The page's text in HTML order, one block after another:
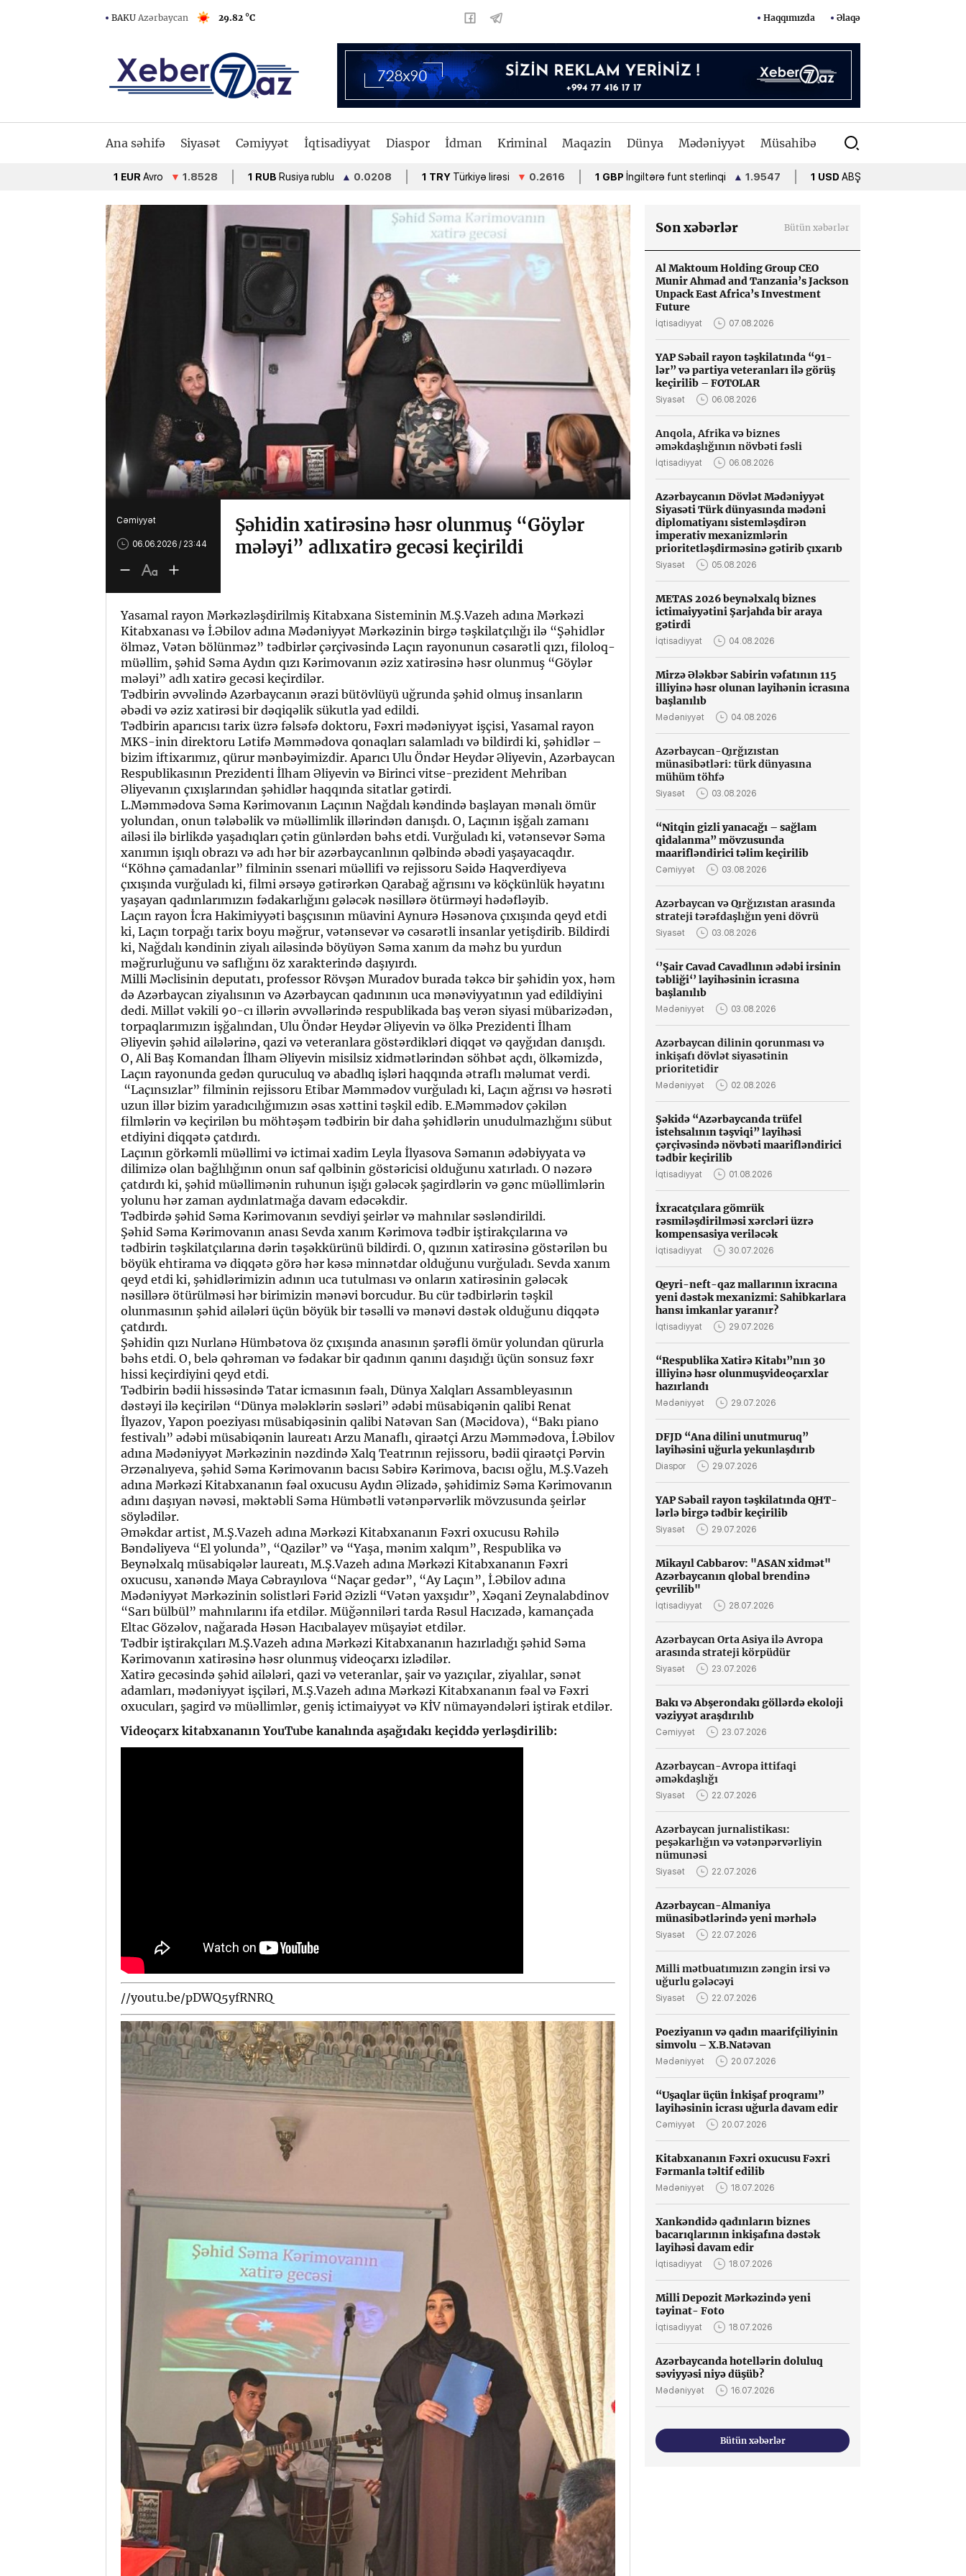
BAKU Azərbaycan 29.82 °C Haqqımızda Əlaqə
Ana səhifə Siyasət Cəmiyyət İqtisadiyyat Diaspor İdman Kriminal Maqazin Dünya Mədəniyyət Müsahibə
▼1.8528 1 RUB Rusiya rublu ▲0.0208 1 TRY Türkiyə lirəsi ▼0.2616 1 GBP İngiltərə funt sterlinqi ▲1.9547 1 USD ABŞ dolları •1.7000
Cəmiyyət
06.06.2026 / 23:44
Şəhidin xatirəsinə həsr olunmuş “Göylər
mələyi” adlıxatirə gecəsi keçirildi
Yasamal rayon Mərkəzləşdirilmiş Kitabxana Sisteminin M.Ş.Vazeh adına Mərkəzi
Kitabxanası və İ.Əbilov adına Mədəniyyət Mərkəzinin birgə təşkilatçılığı ilə “Şəhidlər
ölməz, Vətən bölünməz” tədbirlər çərçivəsində Laçın rayonunun cəsarətli qızı, filoloq-
müəllim, şəhid Səma Aydın qızı Kərimovanın əziz xatirəsinə həsr olunmuş “Göylər
mələyi” adlı xatirə gecəsi keçirdilər.
Tədbirin əvvəlində Azərbaycanın ərazi bütövlüyü uğrunda şəhid olmuş insanların
əbədi və əziz xatirəsi bir dəqiqəlik sükutla yad edildi.
Tədbirin aparıcısı tarix üzrə fəlsəfə doktoru, Fəxri mədəniyyət işçisi, Yasamal rayon
MKS-inin direktoru Lətifə Məmmədova qonaqları salamladı və bildirdi ki, şəhidlər –
bizim iftixarımız, qürur mənbəyimizdir. Aparıcı Ulu Öndər Heydər Əliyevin, Azərbaycan
Respublikasının Prezidenti İlham Əliyevin və Birinci vitse-prezident Mehriban
Əliyevanın çıxışlarından şəhidlər haqqında sitatlar gətirdi.
L.Məmmədova Səma Kərimovanın Laçının Nağdalı kəndində başlayan mənalı ömür
yolundan, onun tələbəlik və müəllimlik illərindən danışdı. O, Laçının işğalı zamanı
ailəsi ilə birlikdə yaşadıqları çətin günlərdən bəhs etdi. Vurğuladı ki, vətənsevər Səma
xanımın işıqlı obrazı və adı hər bir azərbaycanlının qəlbində əbədi yaşayacaqdır.
“Köhnə çamadanlar” filminin ssenari müəllifi və rejissoru Səidə Haqverdiyeva
çıxışında vurğuladı ki, filmi ərsəyə gətirərkən Qarabağ ağrısını və köçkünlük həyatını
yaşayan qadınlarımızın fədakarlığını gələcək nəsillərə ötürməyi hədəfləyib.
Laçın rayon İcra Hakimiyyəti başçısının müavini Aynurə Həsənova çıxışında qeyd etdi
ki, Laçın torpağı tarix boyu məğrur, vətənsevər və cəsarətli insanlar yetişdirib. Bildirdi
ki, Nağdalı kəndinin ziyalı ailəsində böyüyən Səma xanım da məhz bu yurdun
məğrurluğunu və saflığını öz xarakterində daşıyırdı.
Milli Məclisinin deputatı, professor Rövşən Muradov burada təkcə bir şəhidin yox, həm
də Azərbaycan ziyalısının və Azərbaycan qadınının uca mənəviyyatının yad edildiyini
dedi. Millət vəkili 90-cı illərin əvvəllərində respublikada baş verən siyasi mübarizədən,
torpaqlarımızın işğalından, Ulu Öndər Heydər Əliyevin və ölkə Prezidenti İlham
Əliyevin şəhid ailələrinə, qazi və veteranlara göstərdikləri diqqət və qayğıdan danışdı.
O, Ali Baş Komandan İlham Əliyevin misilsiz xidmətlərindən söhbət açdı, ölkəmizdə,
Laçın rayonunda gedən quruculuq və abadlıq işləri haqqında ətraflı məlumat verdi.
“Laçınsızlar” filminin rejissoru Etibar Məmmədov vurğuladı ki, Laçın ağrısı və həsrəti
uzun illər bizim yaradıcılığımızın əsas xəttini təşkil edib. E.Məmmədov çəkilən
filmlərin və keçirilən bu möhtəşəm tədbirin bir daha şəhidlərin unudulmazlığını sübut
etdiyini diqqətə çatdırdı.
Laçının görkəmli müəllimi və ictimai xadim Leyla İlyasova Səmanın ədəbiyyata və
dilimizə olan bağlılığının onun saf qəlbinin göstəricisi olduğunu xatırladı. O nəzərə
çatdırdı ki, şəhid müəllimənin ruhunun işığı gələcək şagirdlərin və gənc müəllimlərin
yolunu hər zaman aydınlatmağa davam edəcəkdir.
Tədbirdə şəhid Səma Kərimovanın sevdiyi şeirlər və mahnılar səsləndirildi.
Şəhid Səma Kərimovanın anası Sevda xanım Kərimova tədbir iştirakçılarına və
tədbirin təşkilatçılarına dərin təşəkkürünü bildirdi. O, qızının xatirəsinə göstərilən bu
böyük ehtirama və diqqətə görə hər kəsə minnətdar olduğunu vurğuladı. Sevda xanım
qeyd etdi ki, şəhidlərimizin adının uca tutulması və onların xatirəsinin gələcək
nəsillərə ötürülməsi hər birimizin mənəvi borcudur. Bu cür tədbirlərin təşkil
olunmasının şəhid ailələri üçün böyük bir təsəlli və mənəvi dəstək olduğunu diqqətə
çatdırdı.
Şəhidin qızı Nurlanə Hümbətova öz çıxışında anasının şərəfli ömür yolundan qürurla
bəhs etdi. O, belə qəhrəman və fədakar bir qadının qanını daşıdığı üçün sonsuz fəxr
hissi keçirdiyini qeyd etdi.
Tədbirin bədii hissəsində Tatar icmasının fəalı, Dünya Xalqları Assambleyasının
dəstəyi ilə keçirilən “Dünya mələklərin səsləri” ədəbi müsabiqənin qalibi Renat
İlyazov, Yapon poeziyası müsabiqəsinin qalibi Natəvan San (Məcidova), “Bakı piano
festivalı” ədəbi müsabiqənin laureatı Arzu Manaflı, qiraətçi Arzu Məmmədova, İ.Əbilov
adına Mədəniyyət Mərkəzinin nəzdində Xalq Teatrının rejissoru, bədii qiraətçi Pərvin
Ərzənalıyeva, şəhid Səma Kərimovanın bacısı Səbirə Kərimova, bacısı oğlu, M.Ş.Vazeh
adına Mərkəzi Kitabxananın fəal oxucusu Aydın Əlizadə, şəhidimiz Səma Kərimovanın
adını daşıyan nəvəsi, məktəbli Səma Hümbətli vətənpərvərlik mövzusunda şeirlər
söylədilər.
Əməkdar artist, M.Ş.Vazeh adına Mərkəzi Kitabxananın Fəxri oxucusu Rəhilə
Bəndəliyeva “El yolunda”, “Qazilər” və “Yaşa, mənim xalqım”, Respublika və
Beynəlxalq müsabiqələr laureatı, M.Ş.Vazeh adına Mərkəzi Kitabxananın Fəxri
oxucusu, xanəndə Maya Cəbrayılova “Naçar gedər”, “Ay Laçın”, İ.Əbilov adına
Mədəniyyət Mərkəzinin solistləri Fərid Əzizli “Vətən yaxşıdır”, Xəqani Zeynalabdinov
“Sarı bülbül” mahnılarını ifa etdilər. Müğənniləri tarda Rəsul Hacızadə, kamançada
Eltac Gözəlov, nağarada Həsən Hacıbalayev müşayiət etdilər.
Tədbir iştirakçıları M.Ş.Vazeh adına Mərkəzi Kitabxananın hazırladığı şəhid Səma
Kərimovanın xatirəsinə həsr olunmuş videoçarxı izlədilər.
Xatirə gecəsində şəhid ailələri, qazi və veteranlar, şair və yazıçılar, ziyalılar, sənət
adamları, mədəniyyət işçiləri, M.Ş.Vazeh adına Mərkəzi Kitabxananın fəal və Fəxri
oxucuları, şagird və müəllimlər, geniş ictimaiyyət və KİV nümayəndələri iştirak etdilər.
Videoçarx kitabxananın YouTube kanalında aşağıdakı keçiddə yerləşdirilib:
//youtu.be/pDWQ5yfRNRQ
Son xəbərlər Bütün xəbərlər
Al Maktoum Holding Group CEO
Munir Ahmad and Tanzania’s Jackson
Unpack East Africa’s Investment
Future
İqtisadiyyat 07.08.2026
YAP Səbail rayon təşkilatında “91-
lər” və partiya veteranları ilə görüş
keçirilib – FOTOLAR
Siyasət 06.08.2026
Anqola, Afrika və biznes
əməkdaşlığının növbəti fəsli
İqtisadiyyat 06.08.2026
Azərbaycanın Dövlət Mədəniyyət
Siyasəti Türk dünyasında mədəni
diplomatiyanı sistemləşdirən
imperativ mexanizmlərin
prioritetləşdirməsinə gətirib çıxarıb
Siyasət 05.08.2026
METAS 2026 beynəlxalq biznes
ictimaiyyətini Şarjahda bir araya
gətirdi
İqtisadiyyat 04.08.2026
Mirzə Ələkbər Sabirin vəfatının 115
illiyinə həsr olunan layihənin icrasına
başlanılıb
Mədəniyyət 04.08.2026
Azərbaycan-Qırğızıstan
münasibətləri: türk dünyasına
mühüm töhfə
Siyasət 03.08.2026
“Nitqin gizli yanacağı – sağlam
qidalanma” mövzusunda
maarifləndirici təlim keçirilib
Cəmiyyət 03.08.2026
Azərbaycan və Qırğızıstan arasında
strateji tərəfdaşlığın yeni dövrü
Siyasət 03.08.2026
‘’Şair Cavad Cavadlının ədəbi irsinin
təbliği‘’ layihəsinin icrasına
başlanılıb
Mədəniyyət 03.08.2026
Azərbaycan dilinin qorunması və
inkişafı dövlət siyasətinin
prioritetidir
Mədəniyyət 02.08.2026
Şəkidə “Azərbaycanda trüfel
istehsalının təşviqi” layihəsi
çərçivəsində növbəti maarifləndirici
tədbir keçirilib
İqtisadiyyat 01.08.2026
İxracatçılara gömrük
rəsmiləşdirilməsi xərcləri üzrə
kompensasiya veriləcək
İqtisadiyyat 30.07.2026
Qeyri-neft-qaz mallarının ixracına
yeni dəstək mexanizmi: Sahibkarlara
hansı imkanlar yaranır?
İqtisadiyyat 29.07.2026
“Respublika Xatirə Kitabı”nın 30
illiyinə həsr olunmuşvideoçarxlar
hazırlandı
Mədəniyyət 29.07.2026
DFJD “Ana dilini unutmuruq”
layihəsini uğurla yekunlaşdırıb
Diaspor 29.07.2026
YAP Səbail rayon təşkilatında QHT-
lərlə birgə tədbir keçirilib
Siyasət 29.07.2026
Mikayıl Cabbarov: "ASAN xidmət"
Azərbaycanın qlobal brendinə
çevrilib"
İqtisadiyyat 28.07.2026
Azərbaycan Orta Asiya ilə Avropa
arasında strateji körpüdür
Siyasət 23.07.2026
Bakı və Abşerondakı göllərdə ekoloji
vəziyyət araşdırılıb
Cəmiyyət 23.07.2026
Azərbaycan-Avropa ittifaqi
əməkdaşlığı
Siyasət 22.07.2026
Azərbaycan jurnalistikası:
peşəkarlığın və vətənpərvərliyin
nümunəsi
Siyasət 22.07.2026
Azərbaycan-Almaniya
münasibətlərində yeni mərhələ
Siyasət 22.07.2026
Milli mətbuatımızın zəngin irsi və
uğurlu gələcəyi
Siyasət 22.07.2026
Poeziyanın və qadın maarifçiliyinin
simvolu – X.B.Natəvan
Mədəniyyət 20.07.2026
“Uşaqlar üçün İnkişaf proqramı”
layihəsinin icrası uğurla davam edir
Cəmiyyət 20.07.2026
Kitabxananın Fəxri oxucusu Fəxri
Fərmanla təltif edilib
Mədəniyyət 18.07.2026
Xankəndidə qadınların biznes
bacarıqlarının inkişafına dəstək
layihəsi davam edir
İqtisadiyyat 18.07.2026
Milli Depozit Mərkəzində yeni
təyinat- Foto
İqtisadiyyat 18.07.2026
Azərbaycanda hotellərin doluluq
səviyyəsi niyə düşüb?
Mədəniyyət 16.07.2026
Bütün xəbərlər